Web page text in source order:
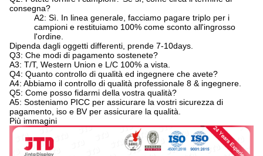
consegna?
A2: Sì. In linea generale, facciamo pagare triplo per i
campioni e restituiamo 100% come sconto all'ingrosso
l'ordine.
Dipenda dagli oggetti differenti, prende 7-10days.
Q3: Che modi di pagamento sostenete?
A3: T/T, Western Union e L/C 100% a vista.
Q4: Quanto controllo di qualità ed ingegnere che avete?
A4: Abbiamo il controllo di qualità professionale 8 & ingegnere.
Q5: Come posso fidarmi della vostra qualità?
A5: Sosteniamo PICC per assicurare la vostri sicurezza di
pagamento, iso e BV per assicurare la qualità.
Più immagini